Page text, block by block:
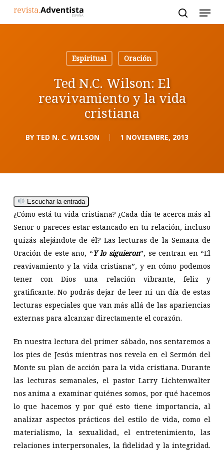
Espiritual
Oración
Ted N.C. Wilson: El
reavivamiento y la vida
cristiana
BY TED N. C. WILSON 1 NOVIEMBRE, 2013
Escuchar la entrada
¿Cómo está tu vida cristiana? ¿Cada día te acerca más al
Señor o pareces estar estancado en tu relación, incluso
quizás alejándote de él? Las lecturas de la Semana de
Oración de este año, “Y lo siguieron”, se centran en “El
reavivamiento y la vida cristiana”, y en cómo podemos
tener con Dios una relación vibrante, feliz y
gratificante. No podrás dejar de leer ni un día de estas
lecturas especiales que van más allá de las apariencias
externas para alcanzar directamente el corazón.
En nuestra lectura del primer sábado, nos sentaremos a
los pies de Jesús mientras nos revela en el Sermón del
Monte su plan de acción para la vida cristiana. Durante
las lecturas semanales, el pastor Larry Lichtenwalter
nos anima a examinar quiénes somos, por qué hacemos
lo que hacemos y por qué esto tiene importancia, al
analizar aspectos prácticos del estilo de vida, como el
materialismo, la sexualidad, el entretenimiento, las
relaciones interpersonales, la fidelidad y la integridad.